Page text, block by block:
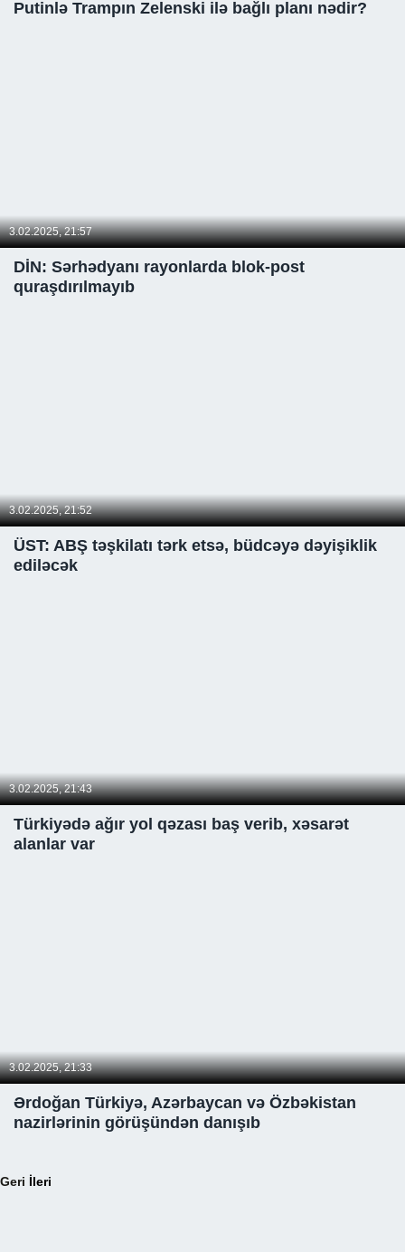
Putinlə Trampın Zelenski ilə bağlı planı nədir?
3.02.2025, 21:57
DİN: Sərhədyanı rayonlarda blok-post
quraşdırılmayıb
3.02.2025, 21:52
ÜST: ABŞ təşkilatı tərk etsə, büdcəyə dəyişiklik
ediləcək
3.02.2025, 21:43
Türkiyədə ağır yol qəzası baş verib, xəsarət
alanlar var
3.02.2025, 21:33
Ərdoğan Türkiyə, Azərbaycan və Özbəkistan
nazirlərinin görüşündən danışıb
Geri İleri